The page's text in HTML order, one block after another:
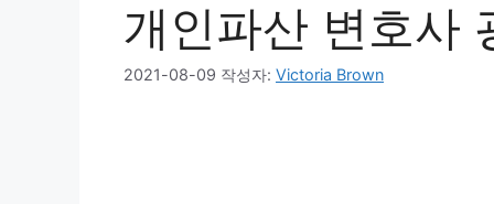
개인파산 변호사
2021-08-09 작성자: Victoria Brown